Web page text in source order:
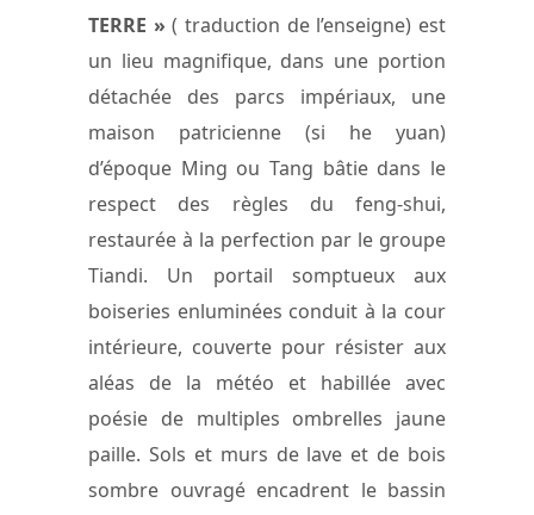
TERRE » ( traduction de l’enseigne) est
un lieu magnifique, dans une portion
détachée des parcs impériaux, une
maison patricienne (si he yuan)
d’époque Ming ou Tang bâtie dans le
respect des règles du feng-shui,
restaurée à la perfection par le groupe
Tiandi. Un portail somptueux aux
boiseries enluminées conduit à la cour
intérieure, couverte pour résister aux
aléas de la météo et habillée avec
poésie de multiples ombrelles jaune
paille. Sols et murs de lave et de bois
sombre ouvragé encadrent le bassin